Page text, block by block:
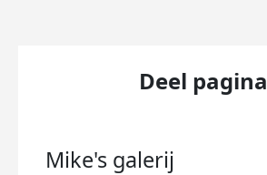
Deel pagina
Mike's galerij